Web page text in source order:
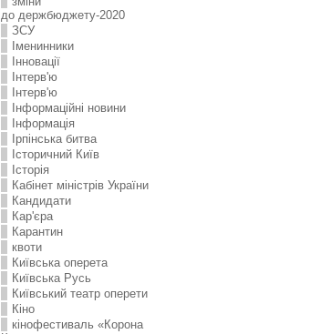
до держбюджету-2020
ЗСУ
Іменинники
Інновації
Інтерв'ю
Інтерв'ю
Інформаційні новини
Інформація
Ірпінська битва
Історичний Київ
Історія
Кабінет міністрів України
Кандидати
Кар'єра
Карантин
квоти
Київська оперета
Київська Русь
Київський театр оперети
Кіно
кінофестиваль «Корона